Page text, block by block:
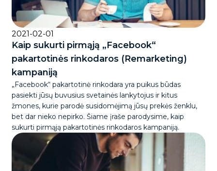
2021-02-01
Kaip sukurti pirmąją „Facebook“
pakartotinės rinkodaros (Remarketing)
kampaniją
„Facebook“ pakartotinė rinkodara yra puikus būdas
pasiekti jūsų buvusius svetainės lankytojus ir kitus
žmones, kurie parodė susidomėjimą jūsų prekės ženklu,
bet dar nieko nepirko. Šiame įraše parodysime, kaip
sukurti pirmąją pakartotinės rinkodaros kampaniją.